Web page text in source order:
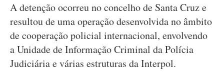
A detenção ocorreu no concelho de Santa Cruz e
resultou de uma operação desenvolvida no âmbito
de cooperação policial internacional, envolvendo
a Unidade de Informação Criminal da Polícia
Judiciária e várias estruturas da Interpol.